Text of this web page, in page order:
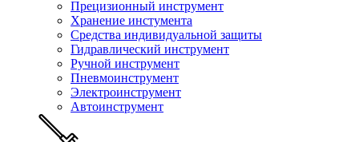
Прецизионный инструмент
Хранение инстумента
Средства индивидуальной защиты
Гидравлический инструмент
Ручной инструмент
Пневмоинструмент
Электроинструмент
Автоинструмент